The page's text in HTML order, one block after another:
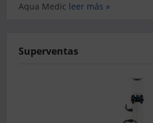
Aqua Medic leer más »
Superventas